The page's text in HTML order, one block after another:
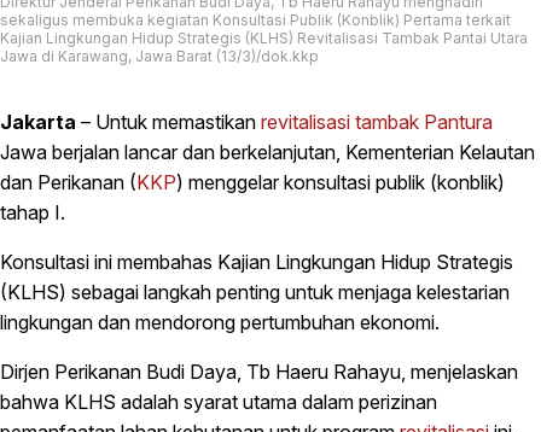
sekaligus membuka kegiatan Konsultasi Publik (Konblik) Pertama terkait
Kajian Lingkungan Hidup Strategis (KLHS) Revitalisasi Tambak Pantai Utara
Jawa di Karawang, Jawa Barat (13/3)/dok.kkp
Jakarta – Untuk memastikan revitalisasi tambak Pantura
Jawa berjalan lancar dan berkelanjutan, Kementerian Kelautan
dan Perikanan (KKP) menggelar konsultasi publik (konblik)
tahap I.
Konsultasi ini membahas Kajian Lingkungan Hidup Strategis
(KLHS) sebagai langkah penting untuk menjaga kelestarian
lingkungan dan mendorong pertumbuhan ekonomi.
Dirjen Perikanan Budi Daya, Tb Haeru Rahayu, menjelaskan
bahwa KLHS adalah syarat utama dalam perizinan